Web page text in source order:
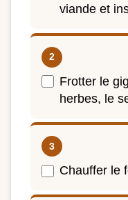
viande et
Frotter le
herbes, le
Chauffer le